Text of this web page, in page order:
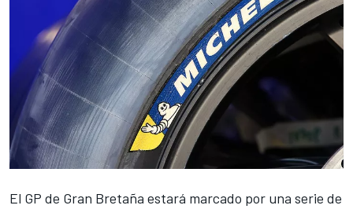
El GP de Gran Bretaña estará marcado por una serie de